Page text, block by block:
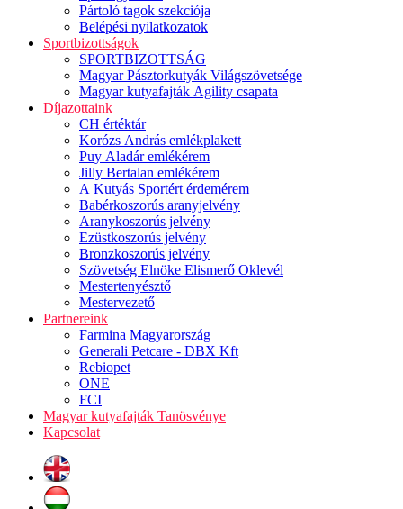
Pártoló tagok szekciója
Belépési nyilatkozatok
Sportbizottságok
SPORTBIZOTTSÁG
Magyar Pásztorkutyák Világszövetsége
Magyar kutyafajták Agility csapata
Díjazottaink
CH értéktár
Korózs András emlékplakett
Puy Aladár emlékérem
Jilly Bertalan emlékérem
A Kutyás Sportért érdemérem
Babérkoszorús aranyjelvény
Aranykoszorús jelvény
Ezüstkoszorús jelvény
Bronzkoszorús jelvény
Szövetség Elnöke Elismerő Oklevél
Mestertenyésztő
Mestervezető
Partnereink
Farmina Magyarország
Generali Petcare - DBX Kft
Rebiopet
ONE
FCI
Magyar kutyafajták Tanösvénye
Kapcsolat